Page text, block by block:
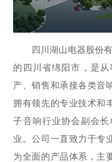
四川湖山电器股份
的四川省绵阳市，是
产、销售和承接各类音
拥有领先的专业技术和
子音响行业协会副会
业。公司一直致力于专
为全面的产品体系，主